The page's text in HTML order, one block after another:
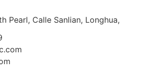
Pearl, Calle Sanlian, Longhua,